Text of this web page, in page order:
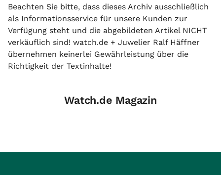
Beachten Sie bitte, dass dieses Archiv ausschließlich
als Informationsservice für unsere Kunden zur
Verfügung steht und die abgebildeten Artikel NICHT
verkäuflich sind! watch.de + Juwelier Ralf Häffner
übernehmen keinerlei Gewährleistung über die
Richtigkeit der Textinhalte!
Watch.de Magazin